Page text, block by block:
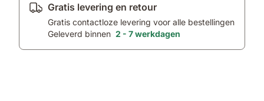
Gratis levering en retour
Gratis contactloze levering voor alle bestellingen
Geleverd binnen 2 - 7 werkdagen